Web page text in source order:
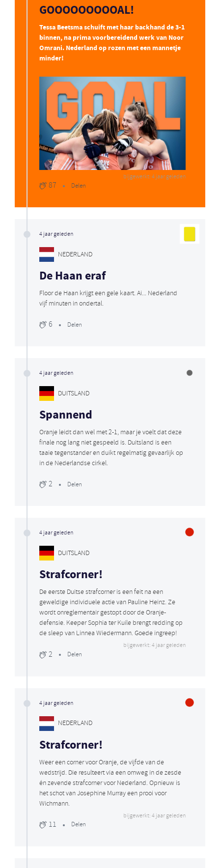
GOOOOOOOOOAL!
Tessa Beetsma schuift met haar backhand de 3-1
binnen, na prima voorbereidend werk van Noor
Omrani. Nederland op rozen met een mannetje
minder!
bijgewerkt: 4 jaar geleden
87 Delen
4 jaar geleden
NEDERLAND
De Haan eraf
Floor de Haan krijgt een gele kaart. Ai... Nederland
vijf minuten in ondertal.
6 Delen
4 jaar geleden
DUITSLAND
Spannend
Oranje leidt dan wel met 2-1, maar je voelt dat deze
finale nog lang niet gespeeld is. Duitsland is een
taaie tegenstander en duikt regelmatig gevaarlijk op
in de Nederlandse cirkel.
2 Delen
4 jaar geleden
DUITSLAND
Strafcorner!
De eerste Duitse strafcorner is een feit na een
geweldige individuele actie van Pauline Heinz. Ze
wordt onreglementair gestopt door de Oranje-
defensie. Keeper Sophia ter Kuile brengt redding op
de sleep van Linnea Wiedermann. Goede ingreep!
bijgewerkt: 4 jaar geleden
2 Delen
4 jaar geleden
NEDERLAND
Strafcorner!
Weer een corner voor Oranje, de vijfde van de
wedstrijd. Die resulteert via een omweg in de zesde
én zevende strafcorner voor Nederland. Opnieuw is
het schot van Josephine Murray een prooi voor
Wichmann.
bijgewerkt: 4 jaar geleden
11 Delen